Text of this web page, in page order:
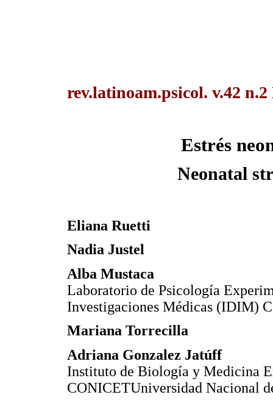
rev.latinoam.psicol. v.42
Estrés
Neonatal
Eliana Ruetti
Nadia Justel
Alba Mustaca
Laboratorio de Psicología
Investigaciones Médicas (IDIM)
Mariana Torrecilla
Adriana Gonzalez Jatúff
Instituto de Biología y Medicina
CONICETUniversidad Nacional